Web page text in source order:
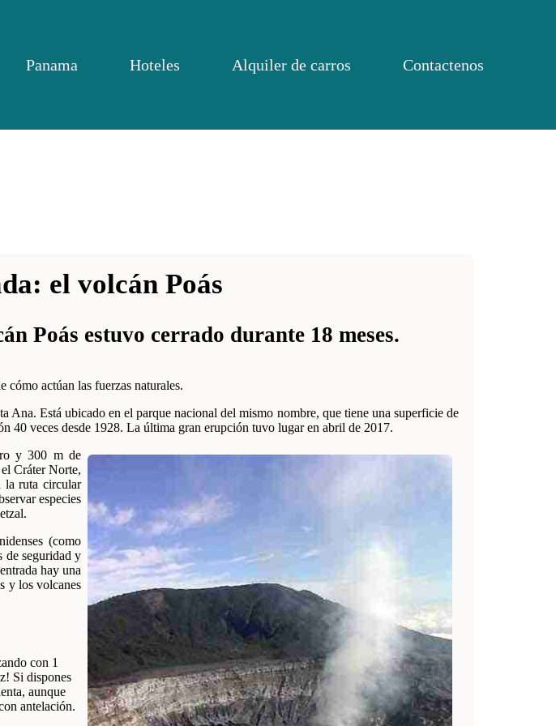
Panama Hoteles Alquiler de carros Contactenos
el volcán Poás
Poás estuvo cerrado durante 18 meses.
cómo actúan las fuerzas naturales.
Ana. Está ubicado en el parque nacional del mismo nombre, que tiene una superficie de
40 veces desde 1928. La última gran erupción tuvo lugar en abril de 2017.
y 300 m de
Cráter Norte,
la ruta circular
especies
(como
de seguridad y
hay una
y los volcanes
con 1
Si dispones
aunque
antelación.